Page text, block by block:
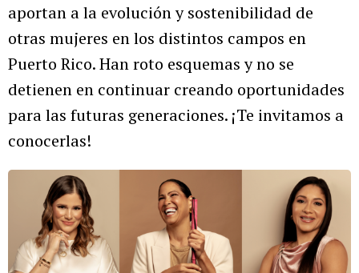
aportan a la evolución y sostenibilidad de
otras mujeres en los distintos campos en
Puerto Rico. Han roto esquemas y no se
detienen en continuar creando oportunidades
para las futuras generaciones. ¡Te invitamos a
conocerlas!